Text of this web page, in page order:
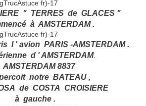
" TERRES de GLACES "
à AMSTERDAM .
l ' avion PARIS -AMSTERDAM .
d ' AMSTERDAM.
notre BATEAU ,
de COSTA CROISIERE
à gauche .